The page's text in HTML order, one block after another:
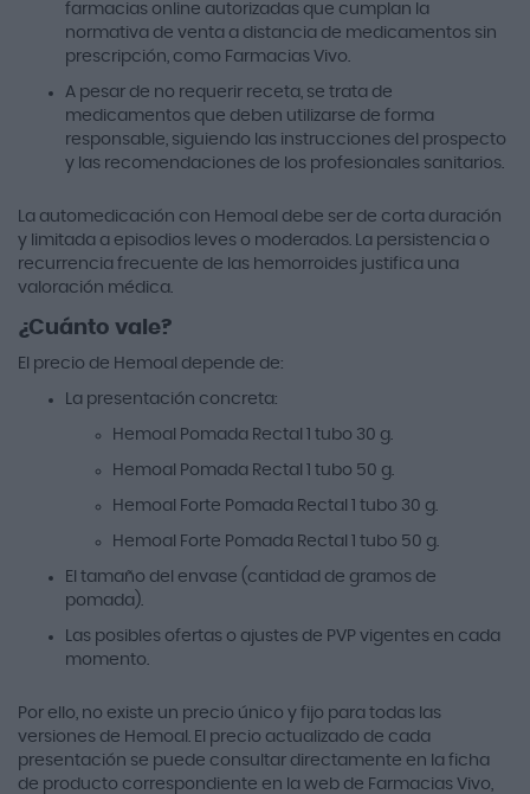
farmacias online autorizadas que cumplan la
normativa de venta a distancia de medicamentos sin
prescripción, como Farmacias Vivo.
A pesar de no requerir receta, se trata de
medicamentos que deben utilizarse de forma
responsable, siguiendo las instrucciones del prospecto
y las recomendaciones de los profesionales sanitarios.
La automedicación con Hemoal debe ser de corta duración
y limitada a episodios leves o moderados. La persistencia o
recurrencia frecuente de las hemorroides justifica una
valoración médica.
¿Cuánto vale?
El precio de Hemoal depende de:
La presentación concreta:
Hemoal Pomada Rectal 1 tubo 30 g.
Hemoal Pomada Rectal 1 tubo 50 g.
Hemoal Forte Pomada Rectal 1 tubo 30 g.
Hemoal Forte Pomada Rectal 1 tubo 50 g.
El tamaño del envase (cantidad de gramos de
pomada).
Las posibles ofertas o ajustes de PVP vigentes en cada
momento.
Por ello, no existe un precio único y fijo para todas las
versiones de Hemoal. El precio actualizado de cada
presentación se puede consultar directamente en la ficha
de producto correspondiente en la web de Farmacias Vivo,